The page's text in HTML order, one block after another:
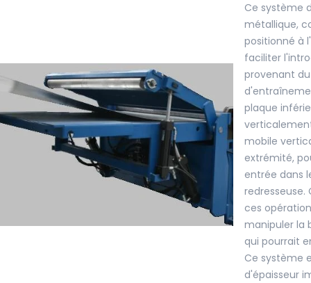
Ce système
métallique,
positionné à
faciliter
provenant
plaque
mobile
extrémité,
entrée dans
ces
manipuler la
qui pourrait
Ce système
d'épaisseur